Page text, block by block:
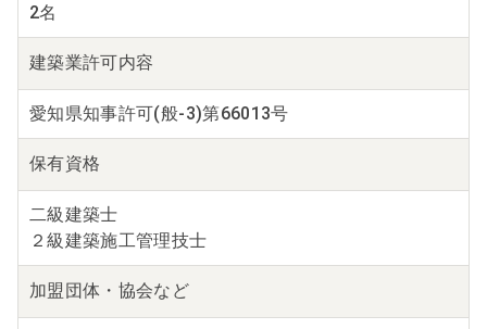
2名
建築業許可内容
愛知県知事許可(般-3)第66013号
保有資格
二級建築士
２級建築施工管理技士
加盟団体・ 協会など